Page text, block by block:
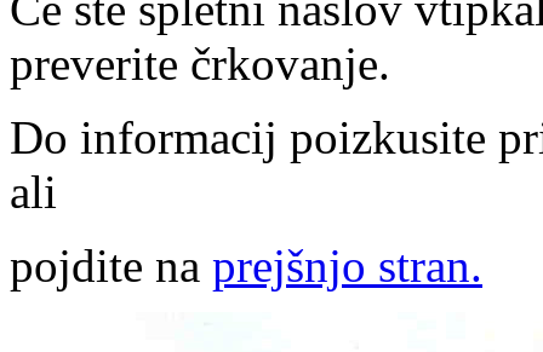
preverite črkovanje.
Do informacij poizkusite
ali
pojdite na prejšnjo stran.